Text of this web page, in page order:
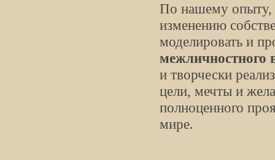
По нашему опыту,
изменению
моделировать и
межличностного
и творчески
цели, мечты и
полноценного
мире.